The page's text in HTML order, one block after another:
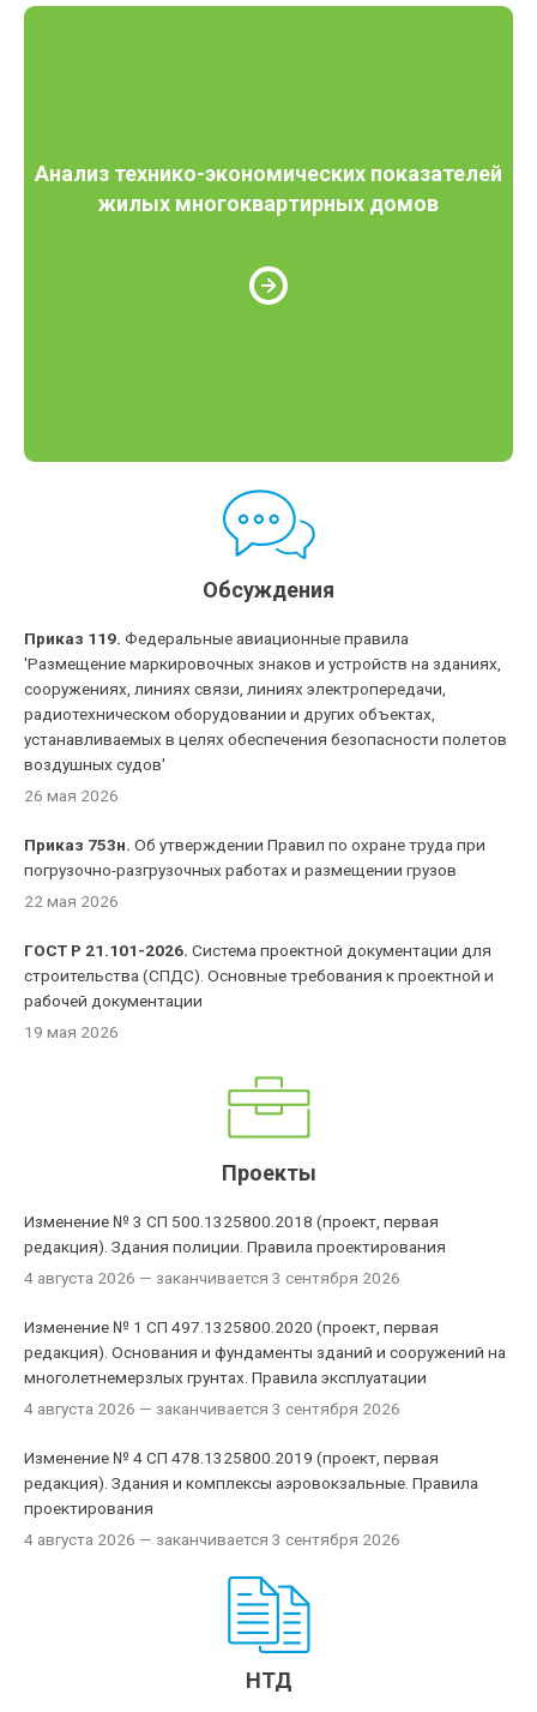
Анализ технико-экономических показателей
жилых многоквартирных домов
Обсуждения
Приказ 119. Федеральные авиационные правила
'Размещение маркировочных знаков и устройств на зданиях,
сооружениях, линиях связи, линиях электропередачи,
радиотехническом оборудовании и других объектах,
устанавливаемых в целях обеспечения безопасности полетов
воздушных судов'
26 мая 2026
Приказ 753н. Об утверждении Правил по охране труда при
погрузочно-разгрузочных работах и размещении грузов
22 мая 2026
ГОСТ Р 21.101-2026. Система проектной документации для
строительства (СПДС). Основные требования к проектной и
рабочей документации
19 мая 2026
Проекты
Изменение № 3 СП 500.1325800.2018 (проект, первая
редакция). Здания полиции. Правила проектирования
4 августа 2026 — заканчивается 3 сентября 2026
Изменение № 1 СП 497.1325800.2020 (проект, первая
редакция). Основания и фундаменты зданий и сооружений на
многолетнемерзлых грунтах. Правила эксплуатации
4 августа 2026 — заканчивается 3 сентября 2026
Изменение № 4 СП 478.1325800.2019 (проект, первая
редакция). Здания и комплексы аэровокзальные. Правила
проектирования
4 августа 2026 — заканчивается 3 сентября 2026
НТД